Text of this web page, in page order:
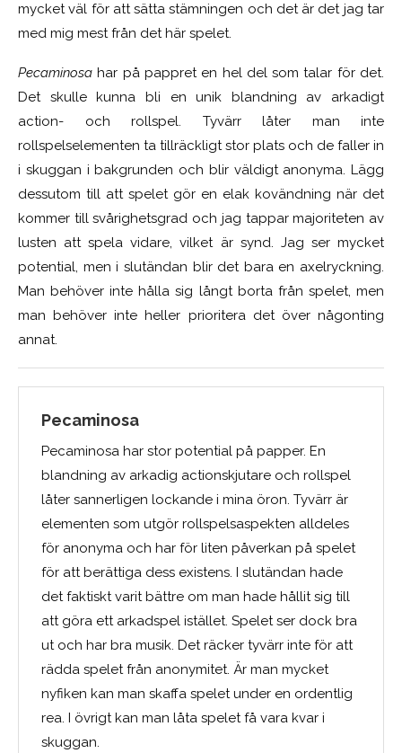
mycket väl för att sätta stämningen och det är det jag tar
med mig mest från det här spelet.
Pecaminosa har på pappret en hel del som talar för det.
Det skulle kunna bli en unik blandning av arkadigt
action- och rollspel. Tyvärr låter man inte
rollspelselementen ta tillräckligt stor plats och de faller in
i skuggan i bakgrunden och blir väldigt anonyma. Lägg
dessutom till att spelet gör en elak kovändning när det
kommer till svårighetsgrad och jag tappar majoriteten av
lusten att spela vidare, vilket är synd. Jag ser mycket
potential, men i slutändan blir det bara en axelryckning.
Man behöver inte hålla sig långt borta från spelet, men
man behöver inte heller prioritera det över någonting
annat.
Pecaminosa
Pecaminosa har stor potential på papper. En
blandning av arkadig actionskjutare och rollspel
låter sannerligen lockande i mina öron. Tyvärr är
elementen som utgör rollspelsaspekten alldeles
för anonyma och har för liten påverkan på spelet
för att berättiga dess existens. I slutändan hade
det faktiskt varit bättre om man hade hållit sig till
att göra ett arkadspel istället. Spelet ser dock bra
ut och har bra musik. Det räcker tyvärr inte för att
rädda spelet från anonymitet. Är man mycket
nyfiken kan man skaffa spelet under en ordentlig
rea. I övrigt kan man låta spelet få vara kvar i
skuggan.